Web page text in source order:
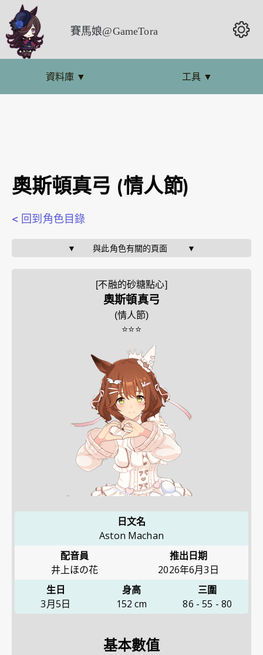
賽馬娘@GameTora
資料庫 ▼ 工具 ▼
奧斯頓真弓 (情人節)
< 回到角色目錄
▼       與此角色有關的頁面        ▼
[不融的砂糖點心]
奧斯頓真弓
(情人節)
⭐⭐⭐
日文名
Aston Machan
配音員
井上ほの花
推出日期
2026年6月3日
生日
3月5日
身高
152 cm
三圍
86 -55 - 80
基本數值